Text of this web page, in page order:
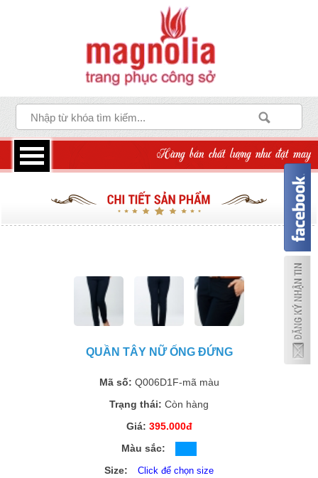
Hàng bán chất lượng như đặt may
QUẦN TÂY NỮ ỐNG ĐỨNG
Mã số: Q006D1F-mã màu
Trạng thái: Còn hàng
Giá: 395.000đ
Màu sắc:
Size:
Click để chọn size